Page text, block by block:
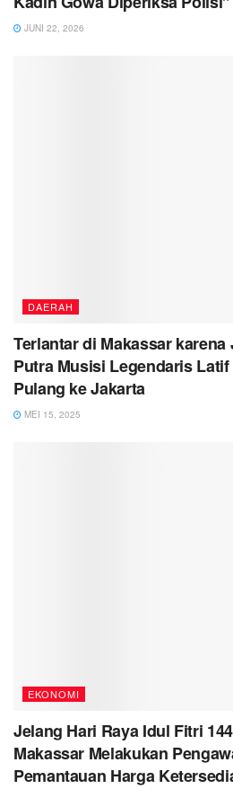
JUNI 22, 2026
DAERAH
Terlantar di Makassar karena
Putra Musisi Legendaris
Pulang ke Jakarta
MEI 15, 2025
EKONOMI
Jelang Hari Raya Idul Fitri
Makassar Melakukan
Pemantauan Harga